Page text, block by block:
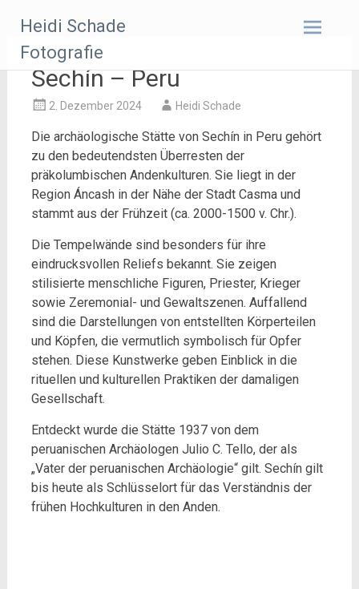
Inhalt
springen
Heidi Schade
Fotografie
Sechín – Peru
2. Dezember 2024 Heidi Schade
Die archäologische Stätte von Sechín in Peru gehört
zu den bedeutendsten Überresten der
präkolumbischen Andenkulturen. Sie liegt in der
Region Áncash in der Nähe der Stadt Casma und
stammt aus der Frühzeit (ca. 2000-1500 v. Chr.).
Die Tempelwände sind besonders für ihre
eindrucksvollen Reliefs bekannt. Sie zeigen
stilisierte menschliche Figuren, Priester, Krieger
sowie Zeremonial- und Gewaltszenen. Auffallend
sind die Darstellungen von entstellten Körperteilen
und Köpfen, die vermutlich symbolisch für Opfer
stehen. Diese Kunstwerke geben Einblick in die
rituellen und kulturellen Praktiken der damaligen
Gesellschaft.
Entdeckt wurde die Stätte 1937 von dem
peruanischen Archäologen Julio C. Tello, der als
„Vater der peruanischen Archäologie“ gilt. Sechín gilt
bis heute als Schlüsselort für das Verständnis der
frühen Hochkulturen in den Anden.